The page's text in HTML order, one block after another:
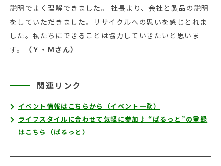
説明でよく理解できました。 社長より、会社と製品の説明
をしていただきました。リサイクルへの思いを感じとれま
した。私たちにできることは協力していきたいと思いま
す。
（Ｙ・Ｍさん）
関連リンク
イベント情報はこちらから（イベント一覧）
ライフスタイルに合わせて気軽に参加♪ “ぱるっと”の登録
はこちら（ぱるっと）